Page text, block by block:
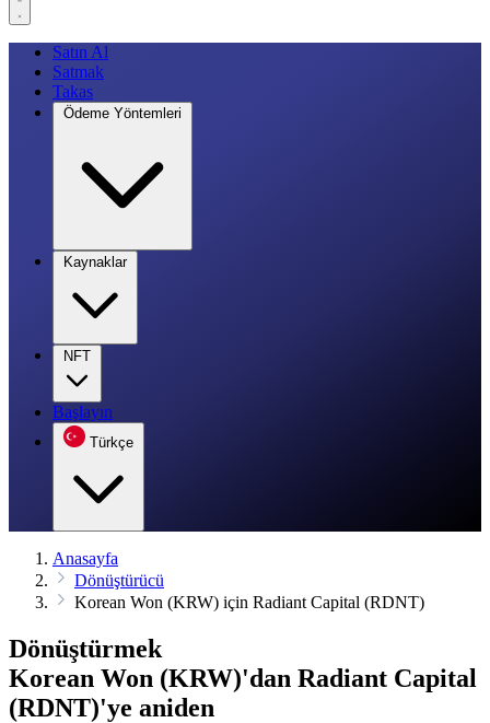
Satın Al
Satmak
Takas
Ödeme Yöntemleri
Kaynaklar
NFT
Başlayın
Türkçe
Anasayfa
Dönüştürücü
Korean Won (KRW) için Radiant Capital (RDNT)
Dönüştürmek
Korean Won (KRW)'dan Radiant Capital
(RDNT)'ye aniden